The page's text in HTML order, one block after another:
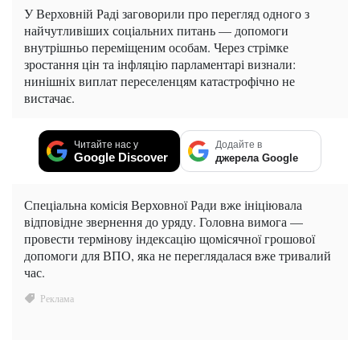
У Верховній Раді заговорили про перегляд одного з
найчутливіших соціальних питань — допомоги
внутрішньо переміщеним особам. Через стрімке
зростання цін та інфляцію парламентарі визнали:
нинішніх виплат переселенцям катастрофічно не
вистачає.
Читайте нас у
Google Discover
Додайте в
джерела Google
Спеціальна комісія Верховної Ради вже ініціювала
відповідне звернення до уряду. Головна вимога —
провести термінову індексацію щомісячної грошової
допомоги для ВПО, яка не переглядалася вже тривалий
час.